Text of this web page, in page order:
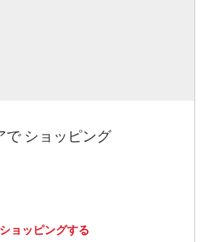
で ショッピング
ョッピングする